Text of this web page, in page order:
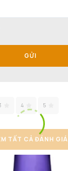
GỬI
4 5
TẤT CẢ ĐÁNH GIÁ